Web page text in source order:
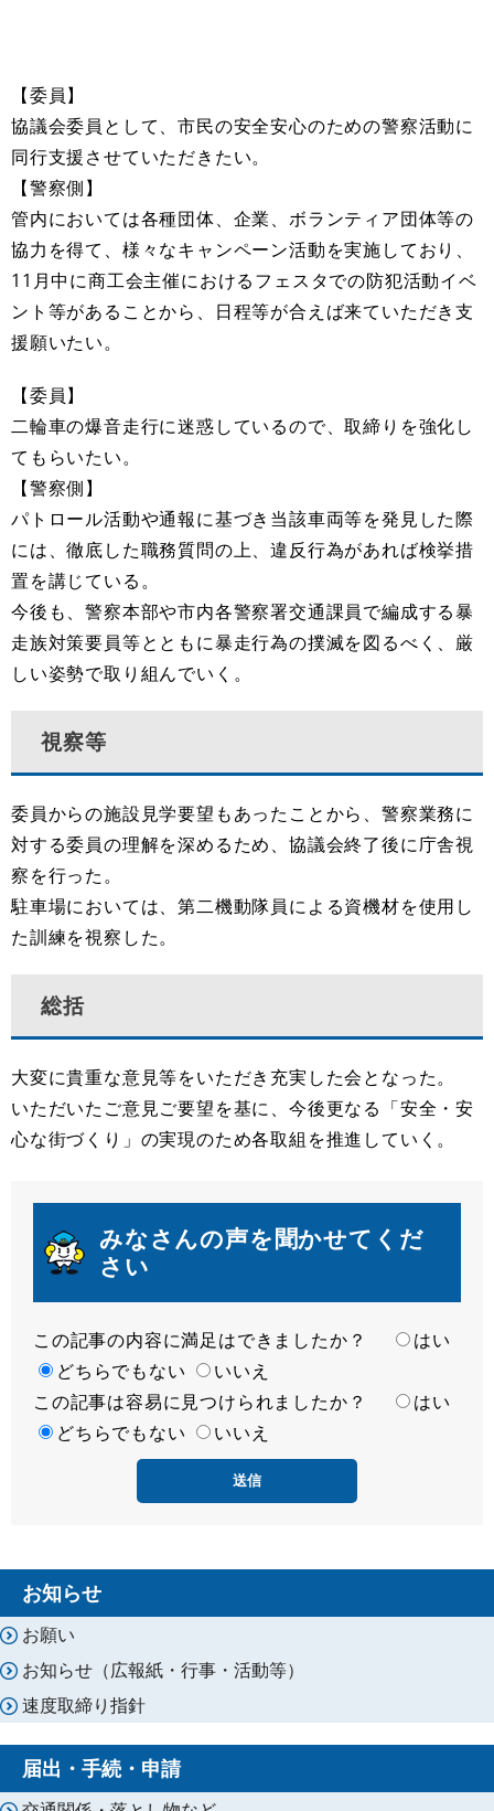
【委員】
協議会委員として、市民の安全安心のための警察活動に
同行支援させていただきたい。
【警察側】
管内においては各種団体、企業、ボランティア団体等の
協力を得て、様々なキャンペーン活動を実施しており、
11月中に商工会主催におけるフェスタでの防犯活動イベ
ント等があることから、日程等が合えば来ていただき支
援願いたい。
【委員】
二輪車の爆音走行に迷惑しているので、取締りを強化し
てもらいたい。
【警察側】
パトロール活動や通報に基づき当該車両等を発見した際
には、徹底した職務質問の上、違反行為があれば検挙措
置を講じている。
今後も、警察本部や市内各警察署交通課員で編成する暴
走族対策要員等とともに暴走行為の撲滅を図るべく、厳
しい姿勢で取り組んでいく。
視察等
委員からの施設見学要望もあったことから、警察業務に
対する委員の理解を深めるため、協議会終了後に庁舎視
察を行った。
駐車場においては、第二機動隊員による資機材を使用し
た訓練を視察した。
総括
大変に貴重な意見等をいただき充実した会となった。
いただいたご意見ご要望を基に、今後更なる「安全・安
心な街づくり」の実現のため各取組を推進していく。
みなさんの声を聞かせてくだ
さい
満
足
度
この記事の内容に満足はできましたか？
はい
どちらでもない
いいえ
容
易
この記事は容易に見つけられましたか？
はい
どちらでもない
いいえ
お知らせ
お願い
お知らせ（広報紙・行事・活動等）
速度取締り指針
届出・手続・申請